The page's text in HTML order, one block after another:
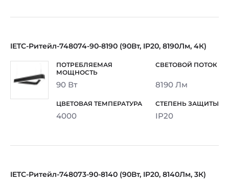
IETC-Ритейл-748074-90-8190 (90Вт, IP20, 8190Лм, 4К)
90 Вт 8190 Лм
4000 IP20
IETC-Ритейл-748073-90-8140 (90Вт, IP20, 8140Лм, 3К)